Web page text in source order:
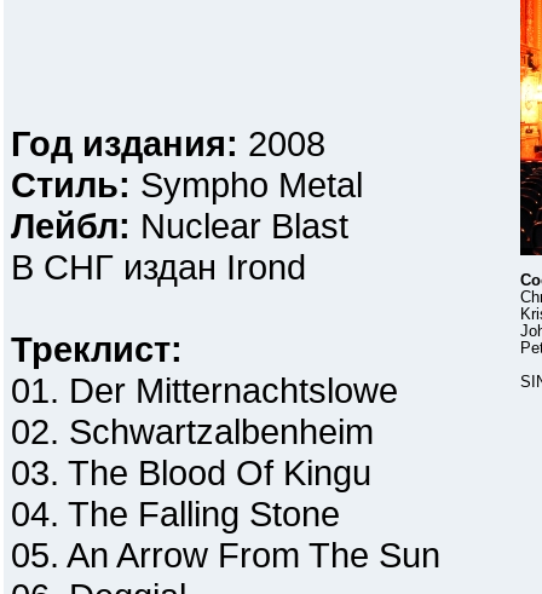
Год издания: 2008
Стиль: Sympho Metal
Лейбл: Nuclear Blast
В СНГ издан Irond
Треклист:
01. Der Mitternachtslowe
02. Schwartzalbenheim
03. The Blood Of Kingu
04. The Falling Stone
05. An Arrow From The Sun